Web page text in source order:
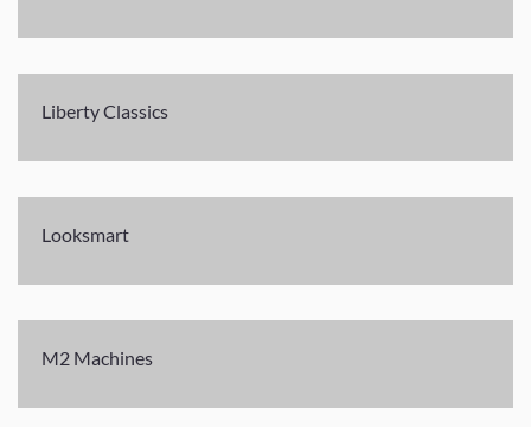
Liberty Classics
Looksmart
M2 Machines